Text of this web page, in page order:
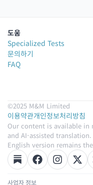
도움
Specialized Tests
문의하기
FAQ
©2025 M&M Limited
이용약관개인정보처리방침
Our content is available in
and AI-assisted
English version remains
사업자 정보